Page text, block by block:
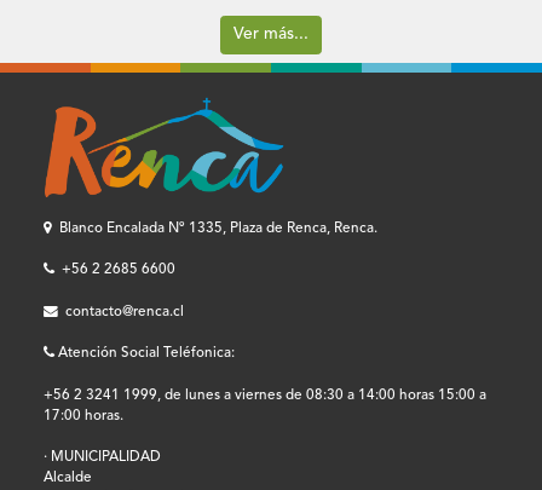
Ver más...
Blanco Encalada Nº 1335, Plaza de Renca, Renca.
+56 2 2685 6600
contacto@renca.cl
Atención Social Teléfonica:
+56 2 3241 1999, de lunes a viernes de 08:30 a 14:00 horas 15:00 a
17:00 horas.
· MUNICIPALIDAD
Alcalde